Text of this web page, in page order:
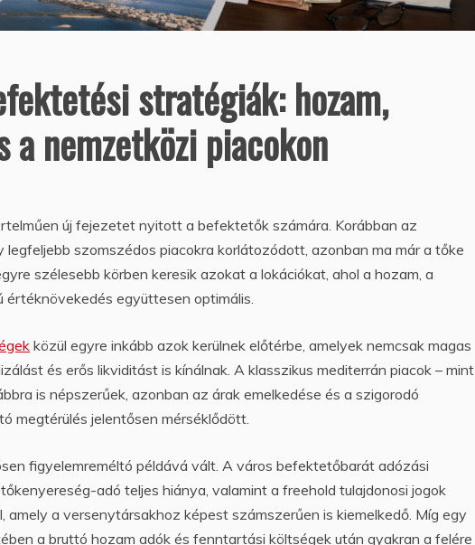
stratégiák: hozam,
nemzetközi piacokon
új fejezetet nyitott a befektetők számára. Korábban az
szomszédos piacokra korlátozódott, azonban ma már a tőke
szélesebb körben keresik azokat a lokációkat, ahol a hozam, a
együttesen optimális.
közül egyre inkább azok kerülnek előtérbe, amelyek nemcsak magas
és erős likviditást is kínálnak. A klasszikus mediterrán piacok – mint
is népszerűek, azonban az árak emelkedése és a szigorodó
megtérülés jelentősen mérséklődött.
figyelemreméltó példává vált. A város befektetőbarát adózási
adó teljes hiánya, valamint a freehold tulajdonosi jogok
amely a versenytársakhoz képest számszerűen is kiemelkedő. Míg egy
a bruttó hozam adók és fenntartási költségek után gyakran a felére